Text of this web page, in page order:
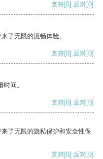
支持[0] 反对[0]
了无限的流畅体验。
支持[0] 反对[0]
间。
支持[0] 反对[0]
了无限的隐私保护和安全性保
支持[0] 反对[0]